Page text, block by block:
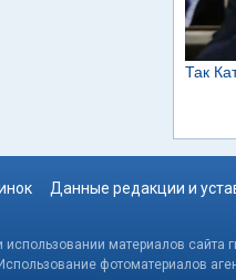
Данные редакции и
материалов сайта
фотоматериалов